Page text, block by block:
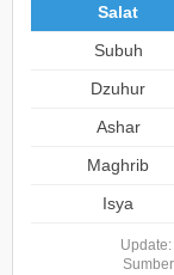
Salat
Subuh
Dzuhur
Ashar
Maghrib
Isya